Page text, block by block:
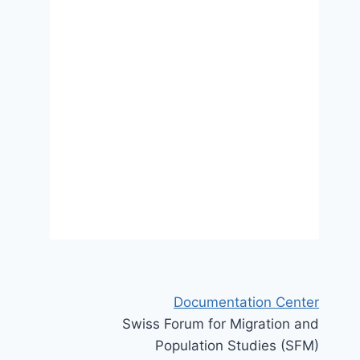
Documentation Center
Swiss Forum for Migration and
Population Studies (SFM)